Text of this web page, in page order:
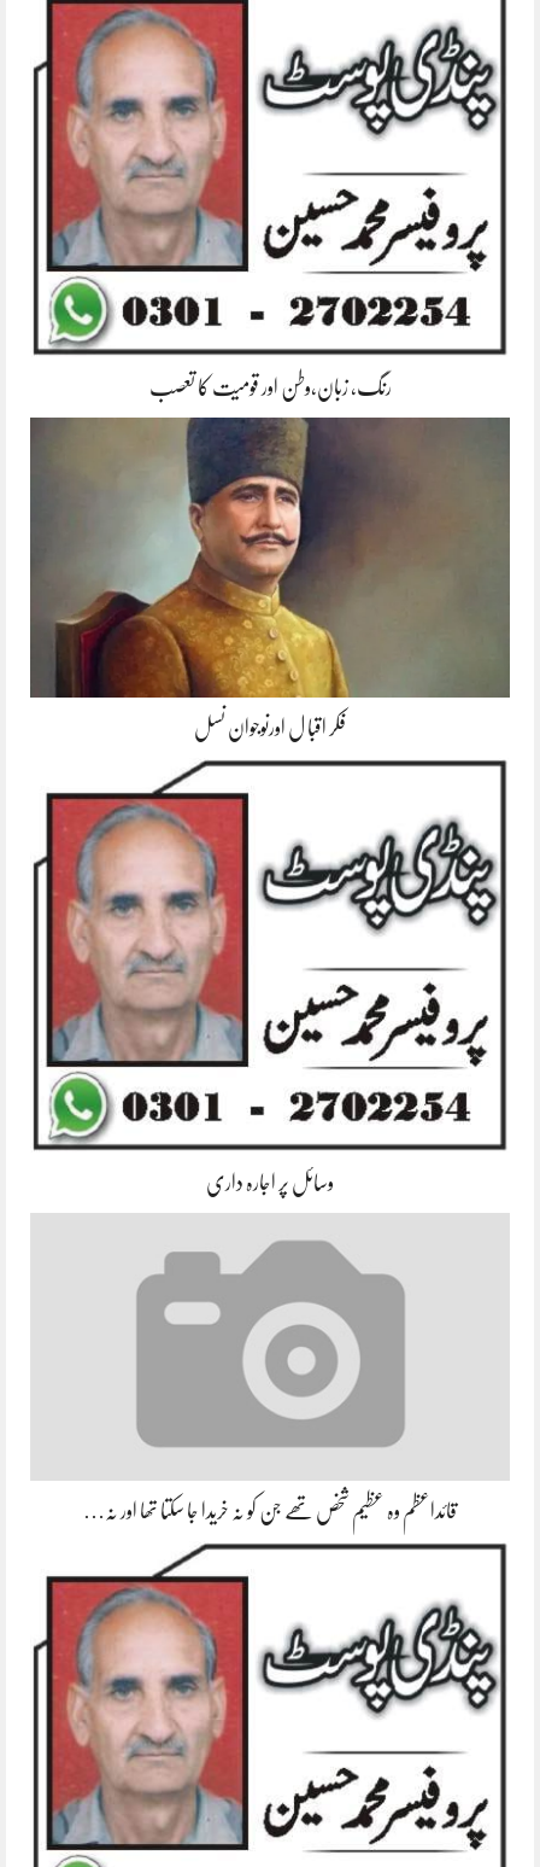
رنگ، زبان،وطن اور قومیت کا تعصب
فکر اقبا ل اورنوجوان نسل
وسائل پر اجارہ داری
قائداعظم وہ عظیم شخص تھے جن کو نہ خریدا جا سکتا تھا اور نہ…